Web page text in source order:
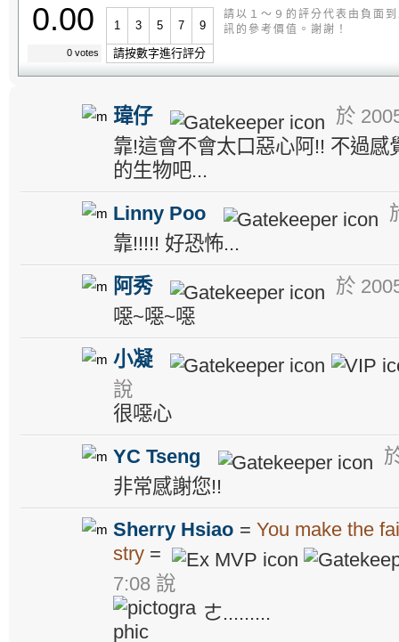
0.00
0 votes
1 3 5 7 9
請按數字進行評分
請以１～９的評分代表由負面
訊的參考價值。謝謝！
瑋仔
於
靠!這會不會太口惡心阿!! 不過
的生物吧...
Linny Poo
靠!!!!! 好恐怖...
阿秀
於
噁~噁~噁
小凝
說
很噁心
YC Tseng
非常感謝您!!
Sherry Hsiao =You make the
stry =
7:08 說
ㄜ.........